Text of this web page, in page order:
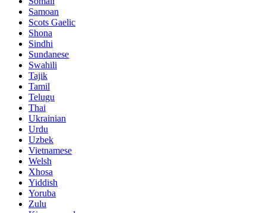
Samoan
Scots Gaelic
Shona
Sindhi
Sundanese
Swahili
Tajik
Tamil
Telugu
Thai
Ukrainian
Urdu
Uzbek
Vietnamese
Welsh
Xhosa
Yiddish
Yoruba
Zulu